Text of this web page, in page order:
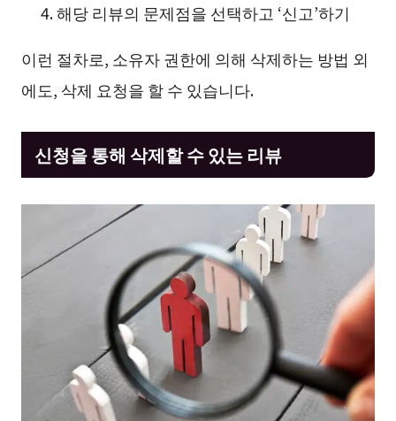
해당 리뷰의 문제점을 선택하고 ‘신고’하기
이런 절차로, 소유자 권한에 의해 삭제하는 방법 외
에도, 삭제 요청을 할 수 있습니다.
신청을 통해 삭제할 수 있는 리뷰